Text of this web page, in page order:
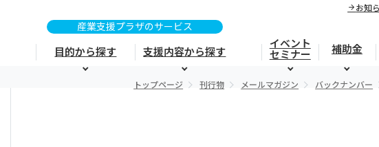
目的から探す 支援内容から探す
イベント
セミナー
補助金
お知
トップページ 刊行物 メールマガジン バックナンバー